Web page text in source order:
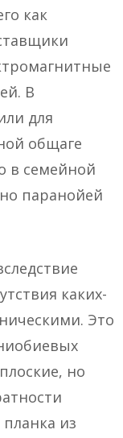
как
В
для
общаге
в семейной
паранойей
каких-
Это
но
из